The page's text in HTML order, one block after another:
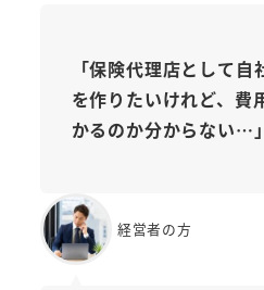
「保険代理店として
を作りたいけれど、費
かるのか分からない…」
経営者の方